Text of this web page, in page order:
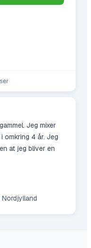
Jeg mixer
omkring 4 år. Jeg
at jeg bliver en
Nordjylland